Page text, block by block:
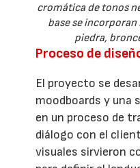
cromática de tonos
base se
piedra,
Proceso de
El proyecto se
moodboards y una
en un proceso de
diálogo con el
visuales sirvieron